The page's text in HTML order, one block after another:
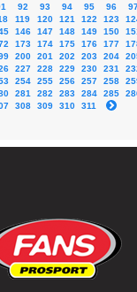
92 93 94 95 96
119 120 121 122 123
146 147 148 149 150
173 174 175 176 177
200 201 202 203 204
227 228 229 230 231
254 255 256 257 258
281 282 283 284 285
308 309 310 311